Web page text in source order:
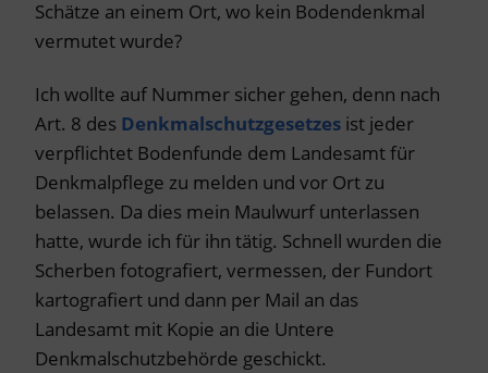
Schätze an einem Ort, wo kein Bodendenkmal
vermutet wurde?
Ich wollte auf Nummer sicher gehen, denn nach
Art. 8 des Denkmalschutzgesetzes ist jeder
verpflichtet Bodenfunde dem Landesamt für
Denkmalpflege zu melden und vor Ort zu
belassen. Da dies mein Maulwurf unterlassen
hatte, wurde ich für ihn tätig. Schnell wurden die
Scherben fotografiert, vermessen, der Fundort
kartografiert und dann per Mail an das
Landesamt mit Kopie an die Untere
Denkmalschutzbehörde geschickt.